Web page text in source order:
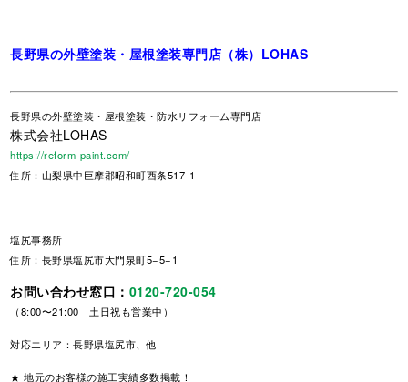
長野県の外壁塗装・屋根塗装専門店（株）LOHAS
長野県の外壁塗装・屋根塗装・防水リフォーム専門店
株式会社LOHAS
https://reform-paint.com/
住所：山梨県中巨摩郡昭和町西条517-1
塩尻事務所
住所：長野県塩尻市大門泉町5−5−1
お問い合わせ窓口： 0120-720-054
（8:00〜21:00 土日祝も営業中）
対応エリア：長野県塩尻市、他
★ 地元のお客様の施工実績多数掲載！